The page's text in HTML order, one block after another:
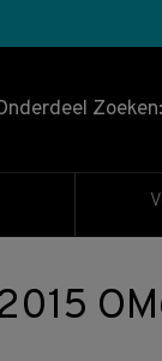
Zoeken: